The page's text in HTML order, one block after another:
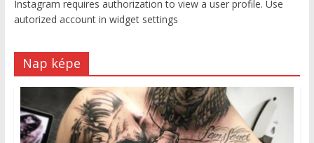
Instagram requires authorization to view a user profile. Use
autorized account in widget settings
Nap képe